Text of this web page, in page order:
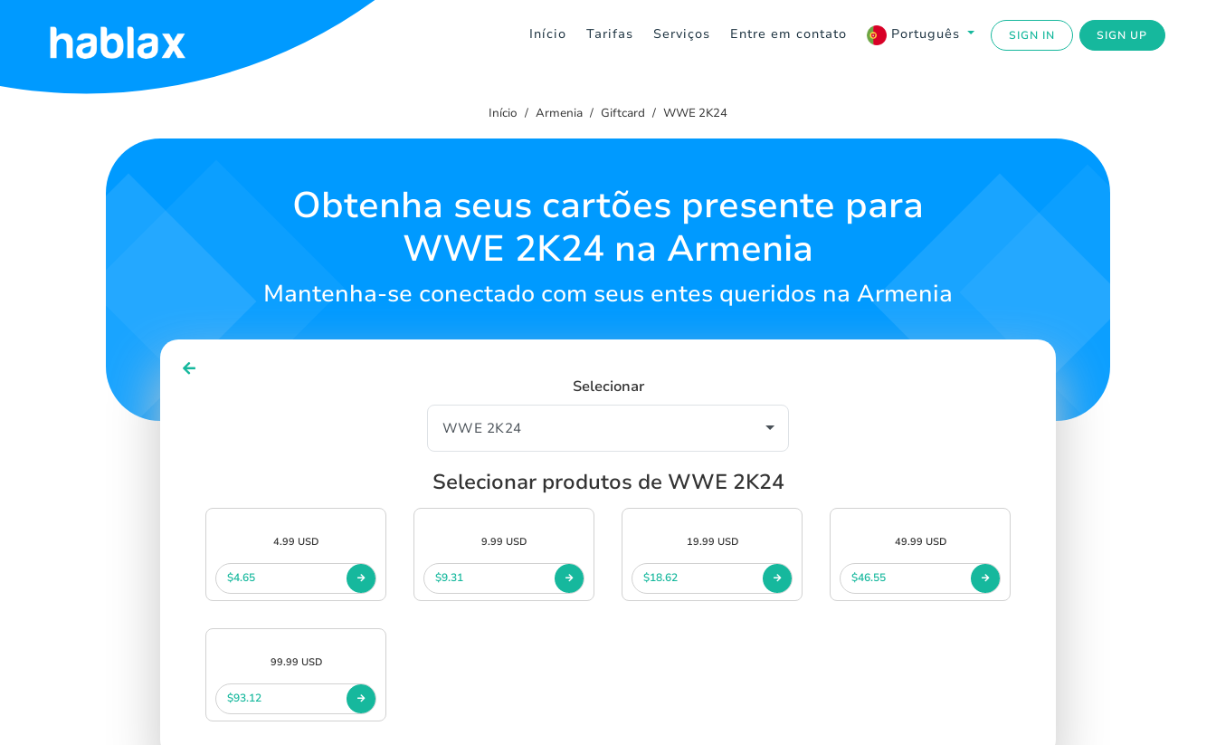
Início Tarifas Serviços Entre em contato Português SIGN IN SIGN UP
Início
Início Armenia Giftcard WWE 2K24
Obtenha seus cartões presente para
WWE 2K24 na Armenia
Mantenha-se conectado com seus entes queridos na Armenia
Selecionar
Selecionar produtos de WWE 2K24
4.99 USD
$4.65
9.99 USD
$9.31
19.99 USD
$18.62
49.99 USD
$46.55
99.99 USD
$93.12